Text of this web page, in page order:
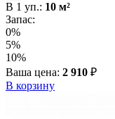
В 1 уп.: 10 м²
Запас:
0%
5%
10%
Ваша цена: 2 910 ₽
В корзину